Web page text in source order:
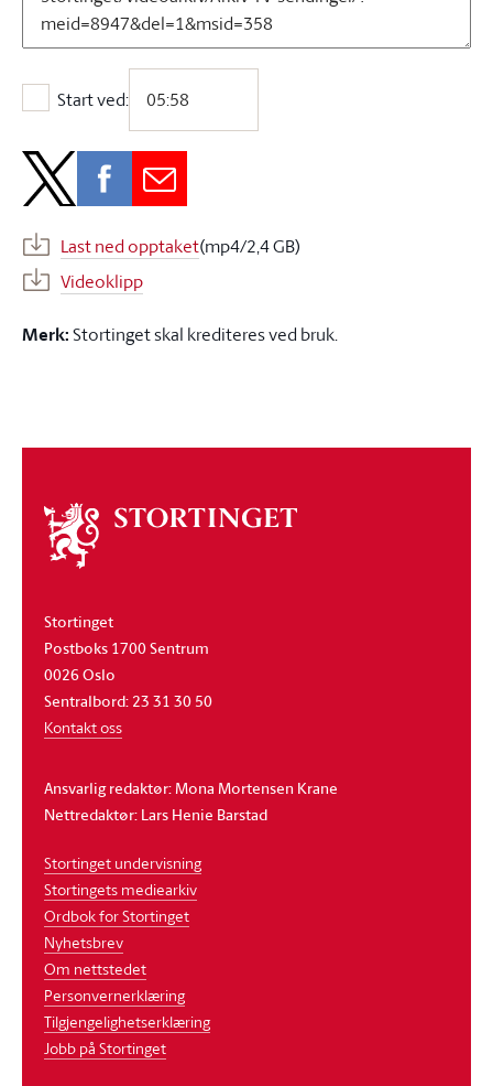
Start ved:
Start ved:
Last ned opptaket(mp4/2,4 GB)
Videoklipp
Merk:Stortinget skal krediteres ved bruk.
Om
stortinget
Stortinget
Postboks 1700 Sentrum
0026 Oslo
Sentralbord: 23 31 30 50
Kontakt oss
Ansvarlig redaktør: Mona Mortensen Krane
Nettredaktør: Lars Henie Barstad
Stortinget undervisning
Stortingets mediearkiv
Ordbok for Stortinget
Nyhetsbrev
Om nettstedet
Personvernerklæring
Tilgjengelighetserklæring
Jobb på Stortinget